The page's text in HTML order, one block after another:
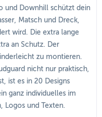
und Downhill schützt dein
Matsch und Dreck,
wird. Die extra lange
an Schutz. Der
zu montieren.
nicht nur praktisch,
ist es in 20 Designs
ganz individuelles im
Logos und Texten.